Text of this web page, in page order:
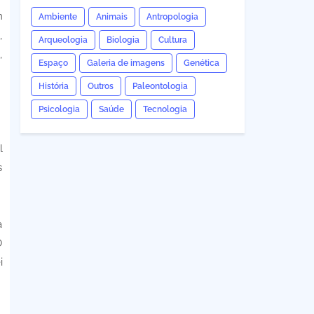
Ambiente Animais Antropologia
Arqueologia Biologia Cultura
Espaço Galeria de imagens Genética
História Outros Paleontologia
Psicologia Saúde Tecnologia